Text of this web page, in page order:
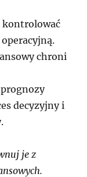
kontrolować
chroni
prognozy
decyzyjny i
je z